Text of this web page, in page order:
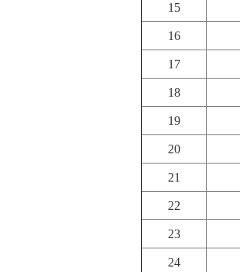
15
16
17
18
19
20
21
22
23
24